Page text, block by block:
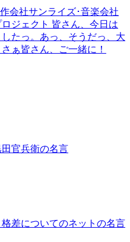
作会社サンライズ･音楽会社
ジェクト 皆さん、今日は
たっ。あっ、そうだっ、大
ぁ皆さん、ご一緒に！
官兵衛の名言
差についてのネットの名言